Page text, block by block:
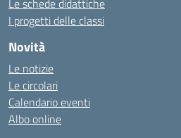
Le schede didattiche
I progetti delle classi
Novità
Le notizie
Le circolari
Calendario eventi
Albo online